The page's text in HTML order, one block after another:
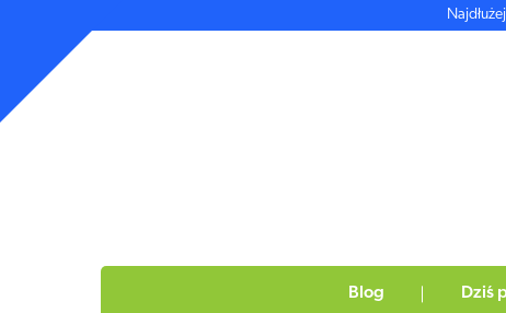
Blog Dziś